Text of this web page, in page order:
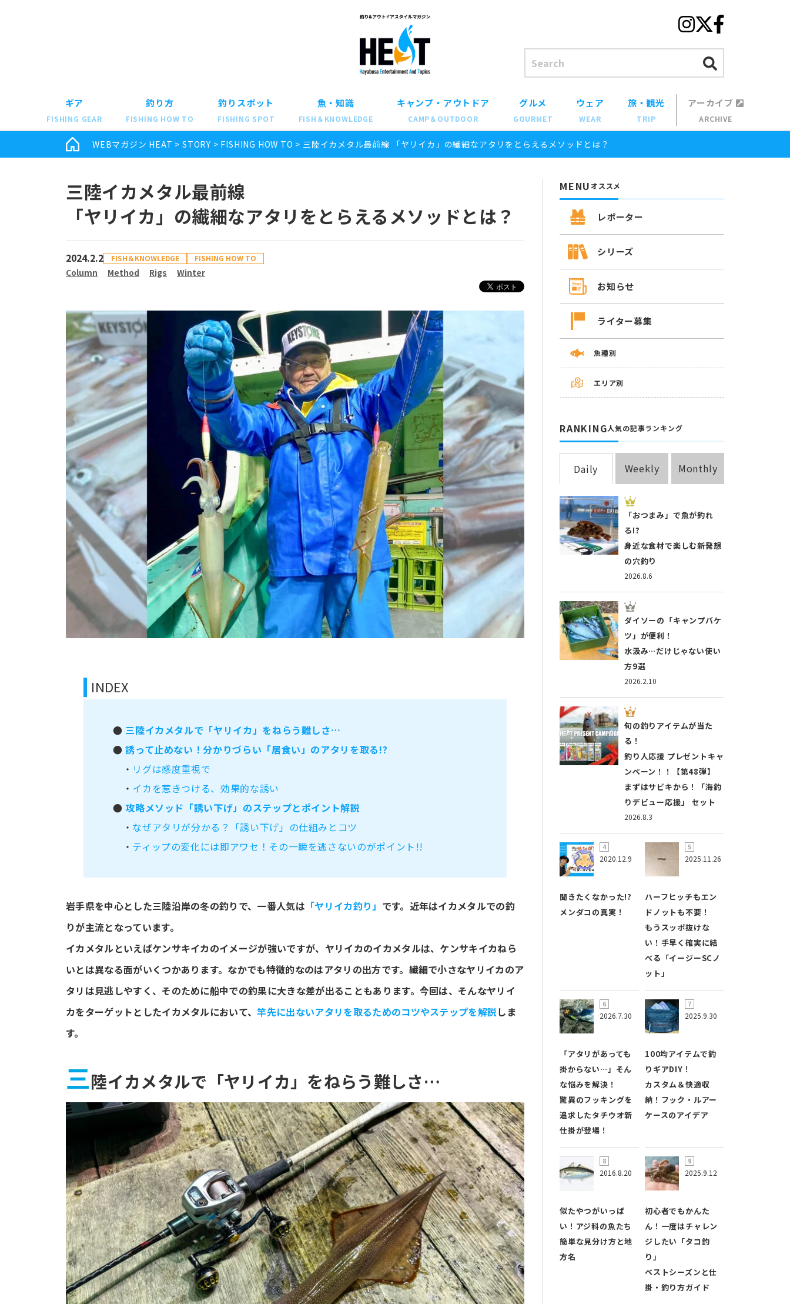
ギア
FISHING GEAR
釣り方
FISHING HOW TO
釣りスポット
FISHING SPOT
魚・知識
FISH＆KNOWLEDGE
キャンプ・アウトドア
CAMP＆OUTDOOR
グルメ
GOURMET
ウェア
WEAR
旅・観光
TRIP
アーカイブ
ARCHIVE
WEBマガジン HEAT >STORY > FISHING HOW TO > 三陸イカメタル最前線 「ヤリイカ」の繊細なアタリをとらえるメソッドとは？
三陸イカメタル最前線
「ヤリイカ」の繊細なアタリをとらえるメソッドとは？
2024.2.2 FISH＆KNOWLEDGE FISHING HOW TO
Column Method Rigs Winter
INDEX
● 三陸イカメタルで「ヤリイカ」をねらう難しさ…
●誘って止めない！分かりづらい「居食い」のアタリを取る!?
・ リグは感度重視で
・ イカを惹きつける、効果的な誘い
●攻略メソッド「誘い下げ」のステップとポイント解説
・ なぜアタリが分かる？「誘い下げ」の仕組みとコツ
・ ティップの変化には即アワセ！その一瞬を逃さないのがポイント!!
岩手県を中心とした三陸沿岸の冬の釣りで、一番人気は 「ヤリイカ釣り」 です。近年はイカメタルでの釣
りが主流となっています。
イカメタルといえばケンサキイカのイメージが強いですが、ヤリイカのイカメタルは、ケンサキイカねら
いとは異なる面がいくつかあります。なかでも特徴的なのはアタリの出方です。繊細で小さなヤリイカのア
タリは見逃しやすく、そのために船中での釣果に大きな差が出ることもあります。今回は、そんなヤリイ
カをターゲットとしたイカメタルにおいて、竿先に出ないアタリを取るためのコツやステップを解説しま
す。
三陸イカメタルで「ヤリイカ」をねらう難しさ…
MENUオススメ
レポーター
シリーズ
お知らせ
ライター募集
魚種別
エリア別
RANKING人気の記事ランキング
Daily Weekly Monthly
2026.8.6
「おつまみ」で魚が釣れ
る!?
身近な食材で楽しむ新発想
の穴釣り
2026.2.10
ダイソーの「キャンプバケ
ツ」が便利！
水汲み…だけじゃない使い
方9選
2026.8.3
旬の釣りアイテムが当た
る！
釣り人応援 プレゼントキャ
ンペーン！！【第48弾】
まずはサビキから！「海釣
りデビュー応援」 セット
2020.12.9
聞きたくなかった!?
メンダコの真実！
2025.11.26
ハーフヒッチもエン
ドノットも不要！
もうスッポ抜けな
い！手早く確実に結
べる「イージーSCノ
ット」
2026.7.30
「アタリがあっても
掛からない…」そん
な悩みを解決！
驚異のフッキングを
追求したタチウオ新
仕掛が登場！
2025.9.30
100均アイテムで釣
りギアDIY！
カスタム＆快適収
納！フック・ルアー
ケースのアイデア
2016.8.20
似たやつがいっぱ
い！アジ科の魚たち
簡単な見分け方と地
方名
2025.9.12
初心者でもかんた
ん！一度はチャレン
ジしたい「タコ釣
り」
ベストシーズンと仕
掛・釣り方ガイド